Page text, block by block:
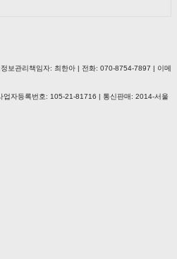
보관리책임자: 최한아 | 전화: 070-8754-7897 | 이메
업자등록번호: 105-21-81716 | 통신판매: 2014-서울